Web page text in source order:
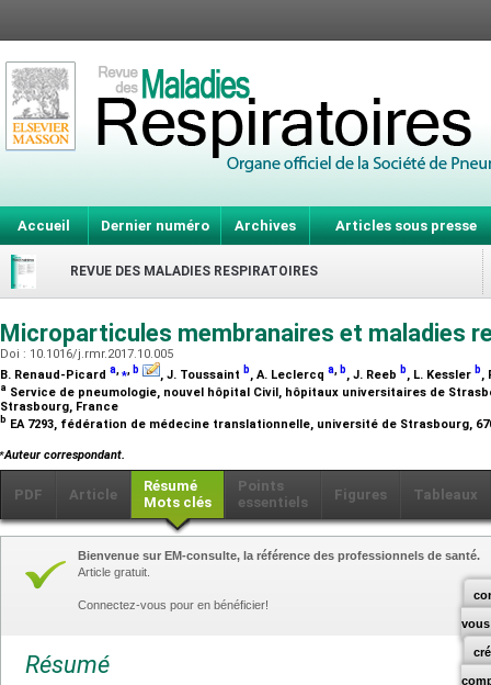
Accueil Dernier numéro Archives Articles sous presse
REVUE DES MALADIES RESPIRATOIRES
Microparticules membranaires et maladies
Doi : 10.1016/j.rmr.2017.10.005
B. Renaud-Picard a,⁎, b , J. Toussaint b, A. Leclercq a, b, J. Reeb b, L. Kessler b,
a Service de pneumologie, nouvel hôpital Civil, hôpitaux universitaires de
Strasbourg, France
b EA 7293, fédération de médecine translationnelle, université de Strasbourg,
⁎Auteur correspondant.
PDF Article
Résumé
Mots clés
Points
essentiels
Figures Tableaux
vous
Bienvenue sur EM-consulte, la référence des professionnels de santé.
Article gratuit.
Connectez-vous pour en bénéficier!
Résumé